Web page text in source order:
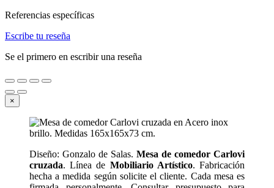
Referencias específicas
Escribe tu reseña
Se el primero en escribir una reseña
×
Diseño: Gonzalo de Salas. Mesa de comedor Carlovi
cruzada. Línea de Mobiliario Artístico. Fabricación
hecha a medida según solicite el cliente. Cada mesa es